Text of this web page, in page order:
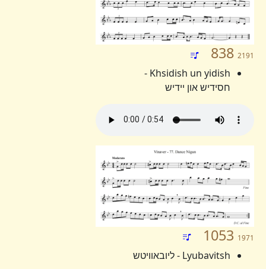
838 2191
Khsidish un yidish -
חסידיש און יידיש
1053 1971
Lyubavitsh - ליובאוויטש